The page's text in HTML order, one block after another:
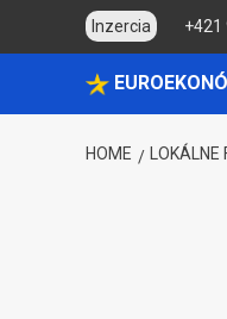
Inzercia +421
HOME LOKÁLNE